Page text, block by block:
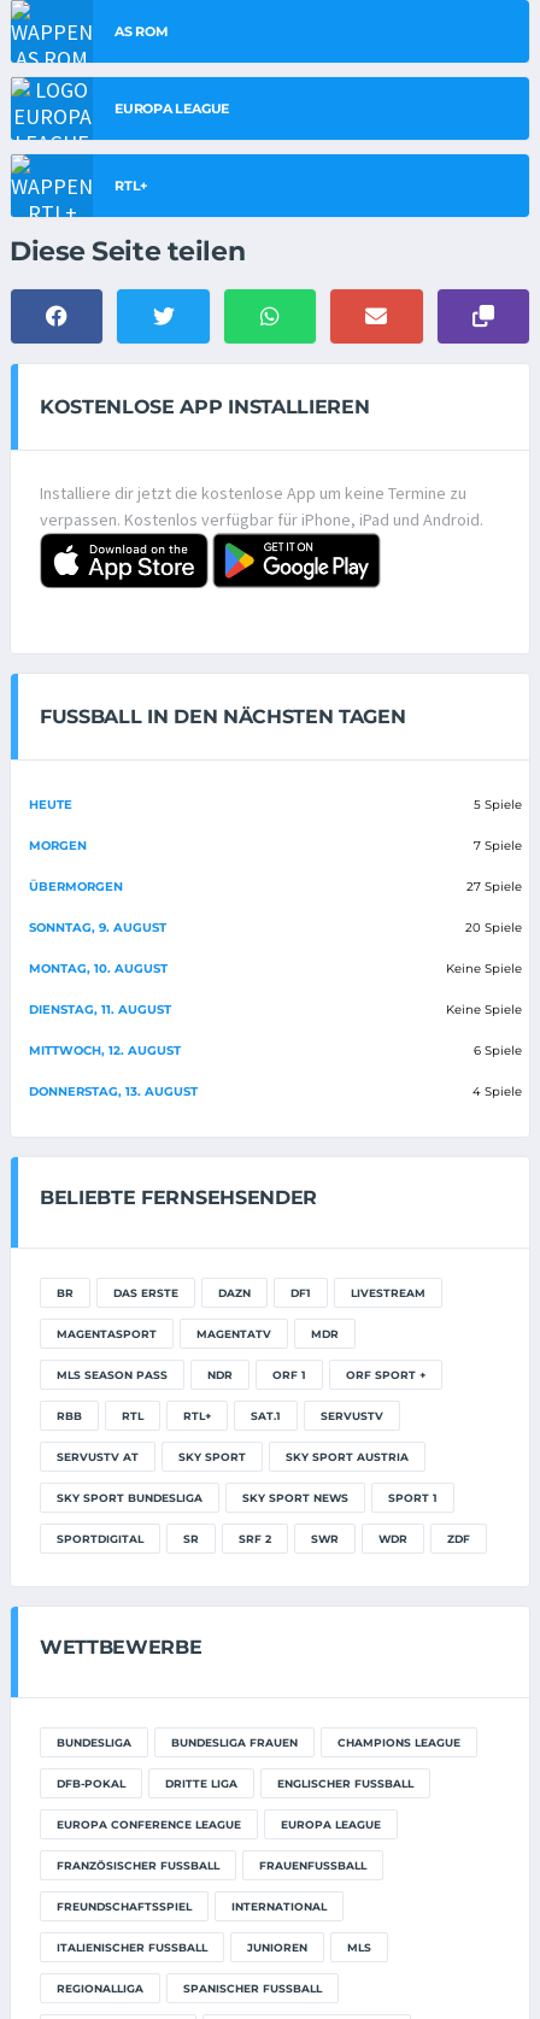
AS ROM
EUROPA LEAGUE
RTL+
Diese Seite teilen
KOSTENLOSE APP INSTALLIEREN
Installiere dir jetzt die kostenlose App um keine Termine zu
verpassen. Kostenlos verfügbar für iPhone, iPad und Android.
FUSSBALL IN DEN NÄCHSTEN TAGEN
HEUTE 5 Spiele
MORGEN 7 Spiele
ÜBERMORGEN 27 Spiele
SONNTAG, 9. AUGUST 20 Spiele
MONTAG, 10. AUGUST Keine Spiele
DIENSTAG, 11. AUGUST Keine Spiele
MITTWOCH, 12. AUGUST 6 Spiele
DONNERSTAG, 13. AUGUST 4 Spiele
BELIEBTE FERNSEHSENDER
BR DAS ERSTE DAZN DF1 LIVESTREAM
MAGENTASPORT MAGENTATV MDR
MLS SEASON PASS NDR ORF 1 ORF SPORT +
RBB RTL RTL+ SAT.1 SERVUSTV
SERVUSTV AT SKY SPORT SKY SPORT AUSTRIA
SKY SPORT BUNDESLIGA SKY SPORT NEWS SPORT 1
SPORTDIGITAL SR SRF 2 SWR WDR ZDF
WETTBEWERBE
BUNDESLIGA BUNDESLIGA FRAUEN CHAMPIONS LEAGUE
DFB-POKAL DRITTE LIGA ENGLISCHER FUSSBALL
EUROPA CONFERENCE LEAGUE EUROPA LEAGUE
FRANZÖSISCHER FUSSBALL FRAUENFUSSBALL
FREUNDSCHAFTSSPIEL INTERNATIONAL
ITALIENISCHER FUSSBALL JUNIOREN MLS
REGIONALLIGA SPANISCHER FUSSBALL